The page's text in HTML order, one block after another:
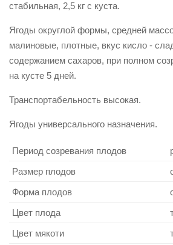
стабильная, 2,5 кг с куста.
Ягоды округлой формы, средней
малиновые, плотные, вкус кисло -
содержанием сахаров, при полном
на кусте 5 дней.
Транспортабельность высокая.
Ягоды универсального назначения.
Период созревания плодов
Размер плодов
Форма плодов
Цвет плода
Цвет мякоти